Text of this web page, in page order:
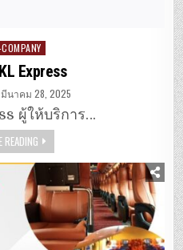
Express
นาคม 28, 2025
ผู้ให้บริการ…
READING